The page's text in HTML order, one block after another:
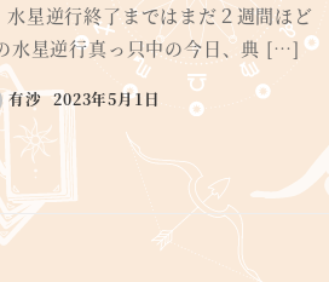
星逆行終了まではまだ２週間ほど
水星逆行真っ只中の今日、典 […]
有沙 2023年5月1日